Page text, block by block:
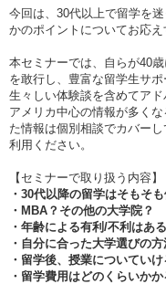
今回は、30代以上で留学を
かのポイントについてお応え
本セミナーでは、自らが40
を敢行し、豊富な留学生サ
生々しい体験談を含めてアド
アメリカ中心の情報が多く
た情報は個別相談でカバー
利用ください。
【セミナーで取り扱う内容】
・30代以降の留学はそもそ
・MBA？その他の大学院？
・年齢による有利/不利はあ
・自分に合った大学選びの
・留学後、授業についてい
・留学費用はどのくらいか